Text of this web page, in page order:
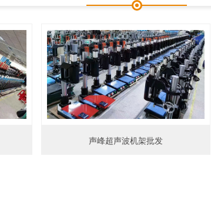
声峰超声波机架批发